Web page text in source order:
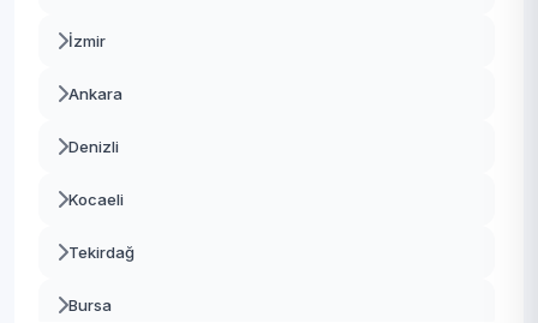
İzmir
Ankara
Denizli
Kocaeli
Tekirdağ
Bursa